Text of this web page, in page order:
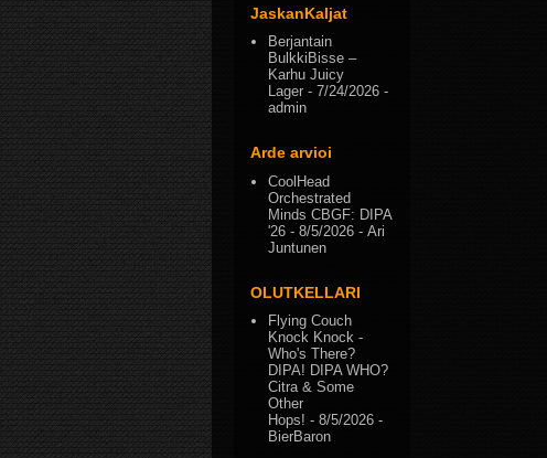
JaskanKaljat
Berjantain
BulkkiBisse –
Karhu Juicy
Lager - 7/24/2026 -
admin
Arde arvioi
CoolHead
Orchestrated
Minds CBGF: DIPA
'26 - 8/5/2026 - Ari
Juntunen
OLUTKELLARI
Flying Couch
Knock Knock -
Who's There?
DIPA! DIPA WHO?
Citra & Some
Other
Hops! - 8/5/2026 -
BierBaron